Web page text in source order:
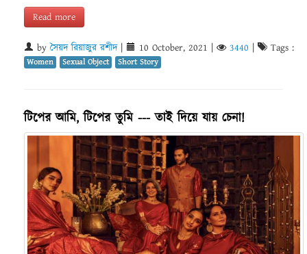
Read more
byসৈয়দ রিয়াজুর রশীদ| 10 October, 2021 | 3440 | Tags :
Women Sexual Object Short Story
টিপের আমি, টিপের তুমি --- তাই দিয়ে যায় চেনা!